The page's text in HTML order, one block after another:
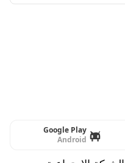
Google Play
Android